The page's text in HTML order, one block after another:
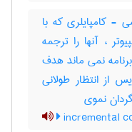
- کامپایلری که با
، آنها را ترجمه
نمی ماند هدف
از انتظار طولانی
incremental